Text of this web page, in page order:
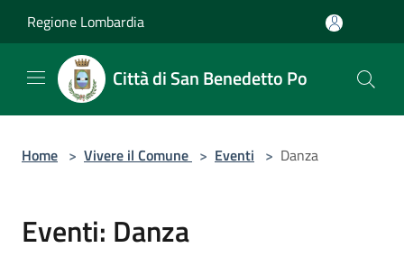
Regione Lombardia
Città di San Benedetto Po
Home > Vivere il Comune > Eventi > Danza
Eventi: Danza